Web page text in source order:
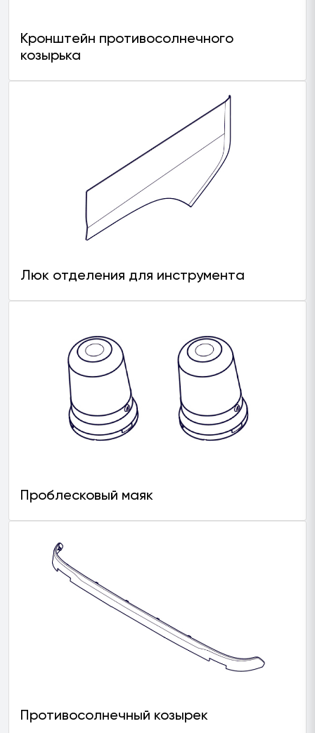
Кронштейн противосолнечного
козырька
Люк отделения для инструмента
Проблесковый маяк
Противосолнечный козырек